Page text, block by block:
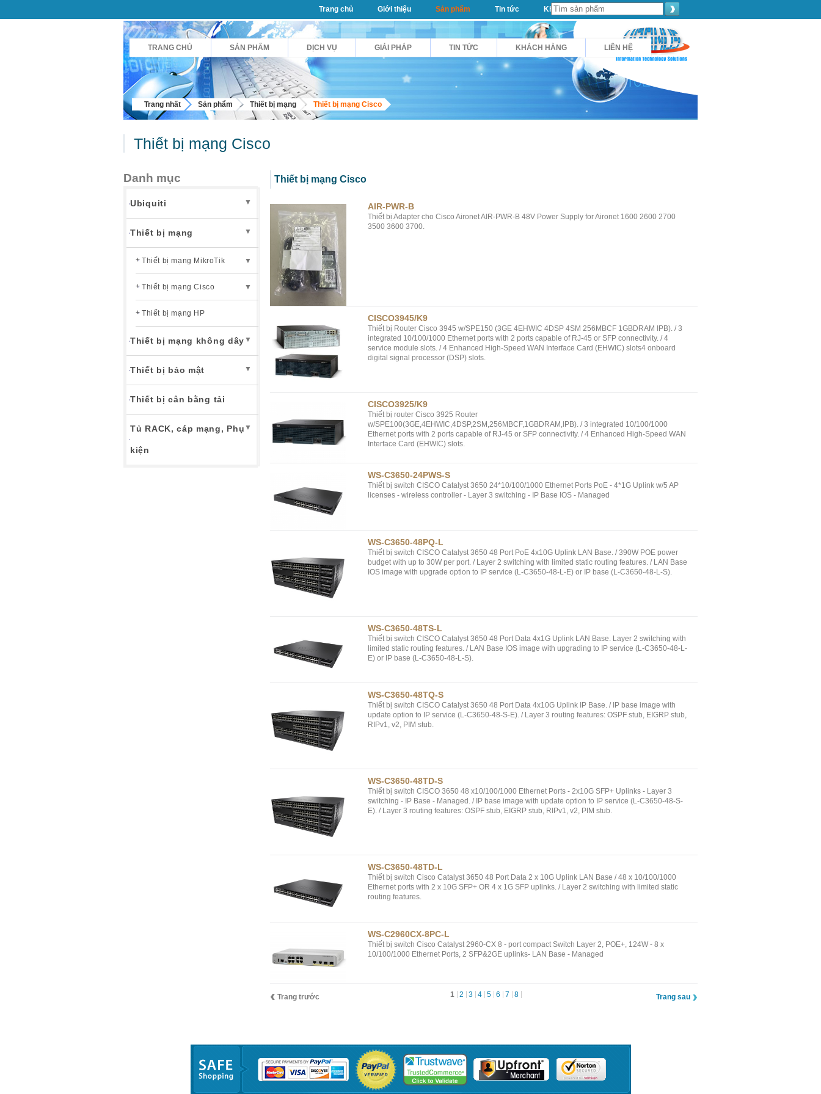
Trang nhất Sản phẩm Thiết bị mạng Thiết bị mạng Cisco
Thiết bị mạng Cisco
Danh mục
Ubiquiti ▼
Thiết bị mạng ▼
Thiết bị mạng MikroTik ▼
Thiết bị mạng Cisco ▼
Thiết bị mạng HP
Thiết bị mạng không dây ▼
Thiết bị bảo mật ▼
Thiết bị cân bằng tải
Tủ RACK, cáp mạng, Phụ
kiện
▼
Thiết bị mạng Cisco
AIR-PWR-B
Thiết bị Adapter cho Cisco Aironet AIR-PWR-B 48V Power Supply for Aironet 1600 2600 2700
3500 3600 3700.
CISCO3945/K9
Thiết bị Router Cisco 3945 w/SPE150 (3GE 4EHWIC 4DSP 4SM 256MBCF 1GBDRAM IPB). / 3
integrated 10/100/1000 Ethernet ports with 2 ports capable of RJ-45 or SFP connectivity. / 4
service module slots. / 4 Enhanced High-Speed WAN Interface Card (EHWIC) slots4 onboard
digital signal processor (DSP) slots.
CISCO3925/K9
Thiết bị router Cisco 3925 Router
w/SPE100(3GE,4EHWIC,4DSP,2SM,256MBCF,1GBDRAM,IPB). / 3 integrated 10/100/1000
Ethernet ports with 2 ports capable of RJ-45 or SFP connectivity. / 4 Enhanced High-Speed WAN
Interface Card (EHWIC) slots.
WS-C3650-24PWS-S
Thiết bị switch CISCO Catalyst 3650 24*10/100/1000 Ethernet Ports PoE - 4*1G Uplink w/5 AP
licenses - wireless controller - Layer 3 switching - IP Base IOS - Managed
WS-C3650-48PQ-L
Thiết bị switch CISCO Catalyst 3650 48 Port PoE 4x10G Uplink LAN Base. / 390W POE power
budget with up to 30W per port. / Layer 2 switching with limited static routing features. / LAN Base
IOS image with upgrade option to IP service (L-C3650-48-L-E) or IP base (L-C3650-48-L-S).
WS-C3650-48TS-L
Thiết bị switch CISCO Catalyst 3650 48 Port Data 4x1G Uplink LAN Base. Layer 2 switching with
limited static routing features. / LAN Base IOS image with upgrading to IP service (L-C3650-48-L-
E) or IP base (L-C3650-48-L-S).
WS-C3650-48TQ-S
Thiết bị switch CISCO Catalyst 3650 48 Port Data 4x10G Uplink IP Base. / IP base image with
update option to IP service (L-C3650-48-S-E). / Layer 3 routing features: OSPF stub, EIGRP stub,
RIPv1, v2, PIM stub.
WS-C3650-48TD-S
Thiết bị switch CISCO 3650 48 x10/100/1000 Ethernet Ports - 2x10G SFP+ Uplinks - Layer 3
switching - IP Base - Managed. / IP base image with update option to IP service (L-C3650-48-S-
E). / Layer 3 routing features: OSPF stub, EIGRP stub, RIPv1, v2, PIM stub.
WS-C3650-48TD-L
Thiết bị switch Cisco Catalyst 3650 48 Port Data 2 x 10G Uplink LAN Base / 48 x 10/100/1000
Ethernet ports with 2 x 10G SFP+ OR 4 x 1G SFP uplinks. / Layer 2 switching with limited static
routing features.
WS-C2960CX-8PC-L
Thiết bị switch Cisco Catalyst 2960-CX 8 - port compact Switch Layer 2, POE+, 124W - 8 x
10/100/1000 Ethernet Ports, 2 SFP&2GE uplinks- LAN Base - Managed
Trang trước 1 2 3 4 5 6 7 8 Trang sau
TRANG CHỦ SẢN PHẨM DỊCH VỤ GIẢI PHÁP TIN TỨC KHÁCH HÀNG LIÊN HỆ
Trang chủ Giới thiệu Sản phẩm Tin tức Khách hàng